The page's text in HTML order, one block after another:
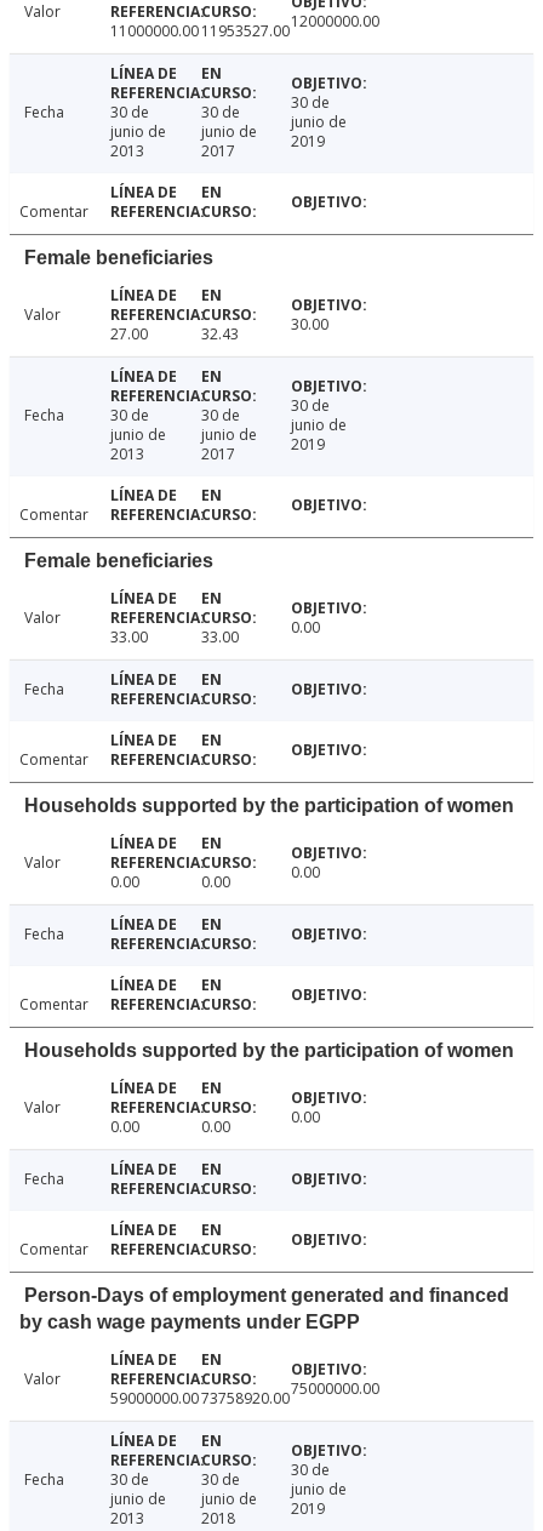
Valor
11000000.0011953527.0012000000.00
Fecha
30 de
junio de
2013
30 de
junio de
2017
30 de
junio de
2019
Comentar
Female beneficiaries
Valor
27.00
32.43 30.00
Fecha
30 de
junio de
2013
30 de
junio de
2017
30 de
junio de
2019
Comentar
Female beneficiaries
Valor
33.00
33.00 0.00
Fecha
Comentar
Households supported by the participation of women
Valor
0.00
0.00 0.00
Fecha
Comentar
Households supported by the participation of women
Valor
0.00
0.00 0.00
Fecha
Comentar
Person-Days of employment generated and financed
by cash wage payments under EGPP
Valor
59000000.0073758920.0075000000.00
Fecha
30 de
junio de
2013
30 de
junio de
2018
30 de
junio de
2019